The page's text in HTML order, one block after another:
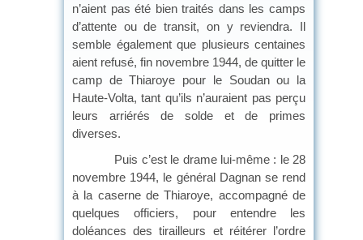
n’aient pas été bien traités dans les camps
d’attente ou de transit, on y reviendra. Il
semble également que plusieurs centaines
aient refusé, fin novembre 1944, de quitter le
camp de Thiaroye pour le Soudan ou la
Haute-Volta, tant qu’ils n’auraient pas perçu
leurs arriérés de solde et de primes
diverses.
Puis c’est le drame lui-même : le 28
novembre 1944, le général Dagnan se rend
à la caserne de Thiaroye, accompagné de
quelques officiers, pour entendre les
doléances des tirailleurs et réitérer l’ordre